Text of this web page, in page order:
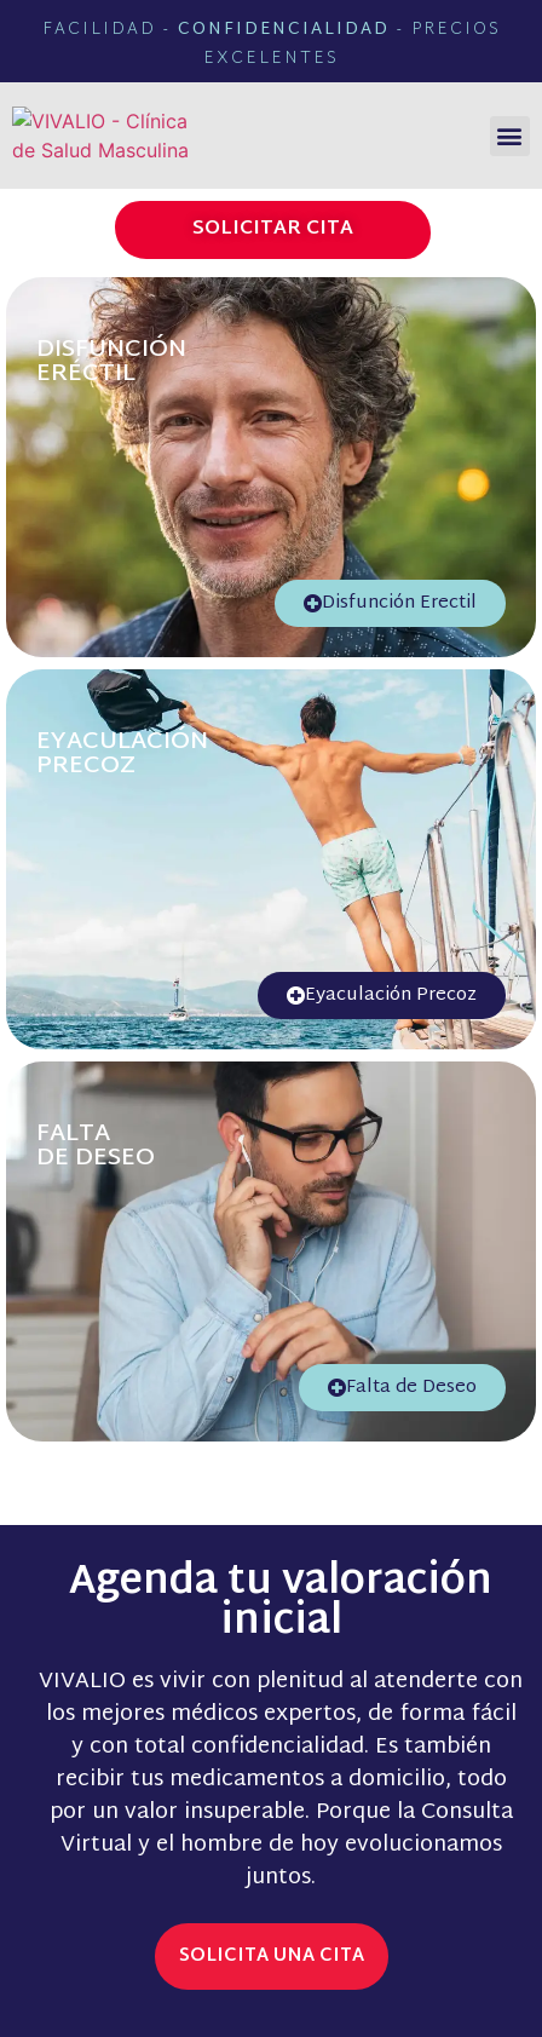
FACILIDAD - CONFIDENCIALIDAD - PRECIOS
EXCELENTES
SOLICITAR CITA
DISFUNCIÓN
ERÉCTIL
Disfunción Erectil
EYACULACIÓN
PRECOZ
Eyaculación Precoz
FALTA
DE DESEO
Falta de Deseo
Agenda tu valoración
inicial
VIVALIO es vivir con plenitud al atenderte con
los mejores médicos expertos, de forma fácil
y con total confidencialidad. Es también
recibir tus medicamentos a domicilio, todo
por un valor insuperable. Porque la Consulta
Virtual y el hombre de hoy evolucionamos
juntos.
SOLICITA UNA CITA